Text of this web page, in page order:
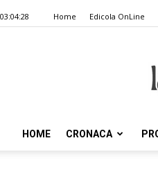
Home Edicola OnLine
HOME CRONACA